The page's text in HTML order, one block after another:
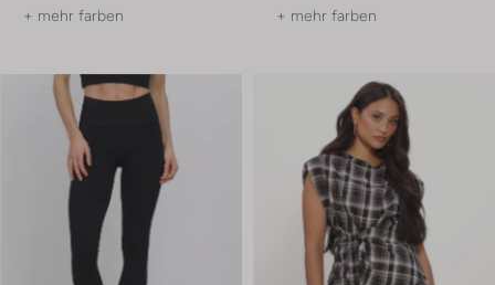
+ mehr farben + mehr farben